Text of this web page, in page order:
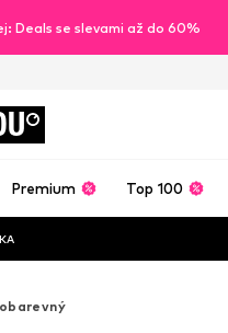
Deals se slevami až do 60%
Premium Top 100